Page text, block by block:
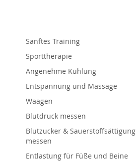
Sanftes Training
Sporttherapie
Angenehme Kühlung
Entspannung und Massage
Waagen
Blutdruck messen
Blutzucker & Sauerstoffsättigung
messen
Entlastung für Füße und Beine